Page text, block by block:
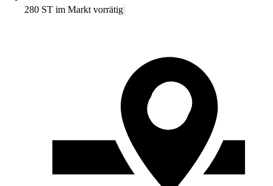
280 ST im Markt vorrätig